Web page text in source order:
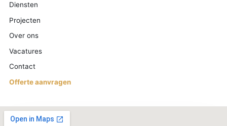
Diensten
Projecten
Over ons
Vacatures
Contact
Offerte aanvragen